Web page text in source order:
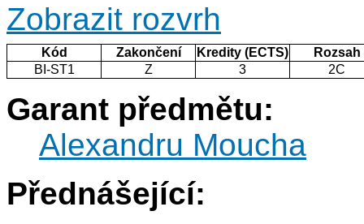
Zobrazit rozvrh
Kód Zakončení Kredity (ECTS)
Rozsah
BI-ST1
Z 3 2C
Garant předmětu:
Alexandru Moucha
Přednášející: